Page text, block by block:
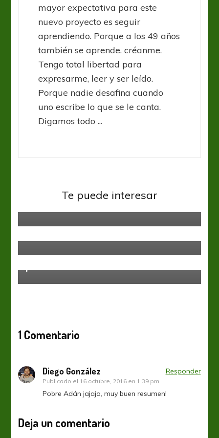
mayor expectativa para este
nuevo proyecto es seguir
aprendiendo. Porque a los 49 años
también se aprende, créanme.
Tengo total libertad para
expresarme, leer y ser leído.
Porque nadie desafina cuando
uno escribe lo que se le canta.
Digamos todo ...
Te puede interesar
Ganó el Girona y el Depor sigue en
1 Comentario
Diego González
Publicado el 16 octubre, 2016 en 1:39 pm
Responder
Pobre Adán jajaja, muy buen resumen!
Deja un comentario